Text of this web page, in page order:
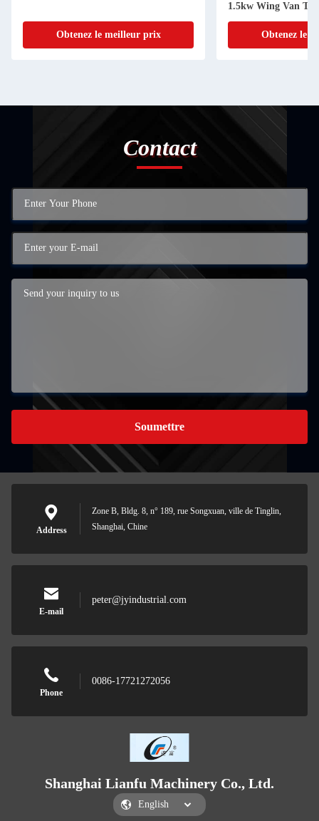
Obtenez le meilleur prix
1.5kw Wing Van
Obtenez le
Contact
Soumettre
Address
Zone B, Bldg. 8, n° 189, rue Songxuan, ville de Tinglin,
Shanghai, Chine
E-mail
peter@jyindustrial.com
Phone
0086-17721272056
Shanghai Lianfu Machinery Co., Ltd.